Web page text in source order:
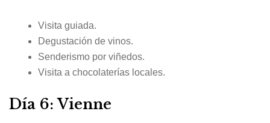
Visita guiada.
Degustación de vinos.
Senderismo por viñedos.
Visita a chocolaterías locales.
Día 6: Vienne